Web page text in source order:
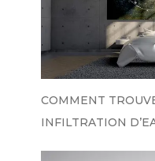
COMMENT
INFILTRATION